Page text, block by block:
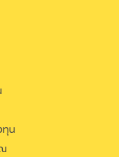
ทุน